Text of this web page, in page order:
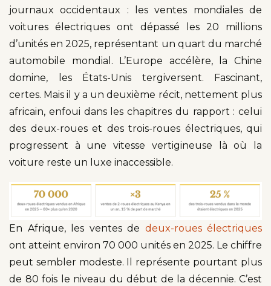
journaux occidentaux : les ventes mondiales de
voitures électriques ont dépassé les 20 millions
d’unités en 2025, représentant un quart du marché
automobile mondial. L’Europe accélère, la Chine
domine, les États-Unis tergiversent. Fascinant,
certes. Mais il y a un deuxième récit, nettement plus
africain, enfoui dans les chapitres du rapport : celui
des deux-roues et des trois-roues électriques, qui
progressent à une vitesse vertigineuse là où la
voiture reste un luxe inaccessible.
En Afrique, les ventes de deux-roues électriques
ont atteint environ 70 000 unités en 2025. Le chiffre
peut sembler modeste. Il représente pourtant plus
de 80 fois le niveau du début de la décennie. C’est